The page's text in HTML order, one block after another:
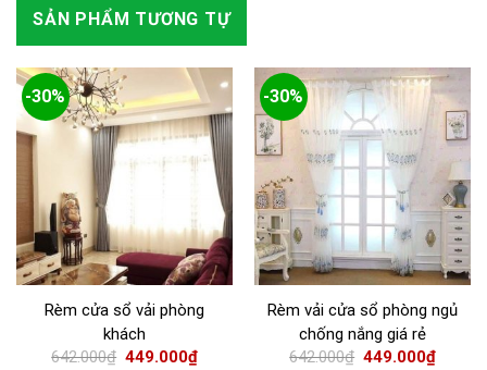
SẢN PHẨM TƯƠNG TỰ
-30%
Rèm cửa sổ vải phòng
khách
642.000₫ 449.000₫
-30%
Rèm vải cửa sổ phòng ngủ
chống nắng giá rẻ
642.000₫ 449.000₫